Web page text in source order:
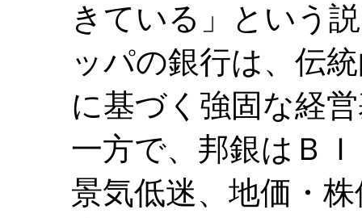
きている」という
ッパの銀行は、伝
に基づく強固な経
一方で、邦銀はＢ
景気低迷、地価・